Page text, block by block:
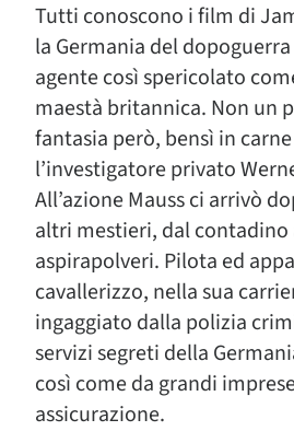
Tutti conoscono i film di
la Germania del
agente così spericolato
maestà britannica. Non un
fantasia però, bensì in carne
l’investigatore privato
All’azione Mauss ci arrivò
altri mestieri, dal
aspirapolveri. Pilota ed
cavallerizzo, nella sua
ingaggiato dalla polizia
servizi segreti della
così come da grandi
assicurazione.